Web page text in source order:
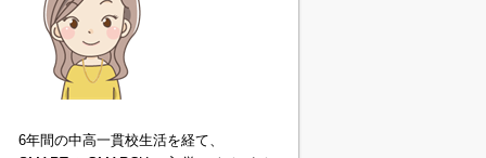
6年間の中高一貫校生活を経て、